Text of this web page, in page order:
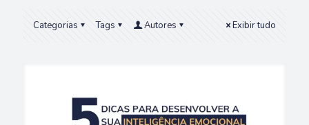
Categorias Tags Autores Exibir tudo